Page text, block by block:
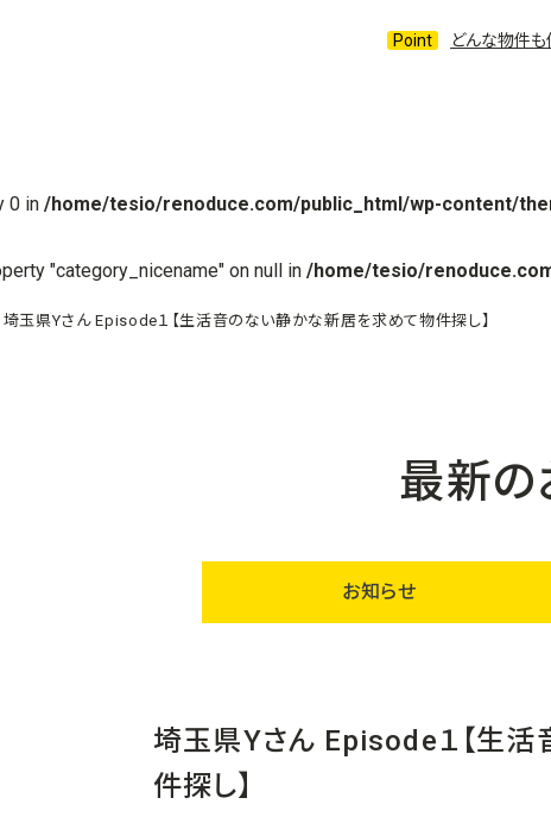
0 in /home/tesio/renoduce.com/public_html/wp-content/
"category_nicename" on null in /home/tesio/
どんな物件
埼玉県Yさん Episode１【生活音のない静かな新居を求めて物件探し】
最新の
お知らせ
埼玉県Yさん Episode１【生
件探し】